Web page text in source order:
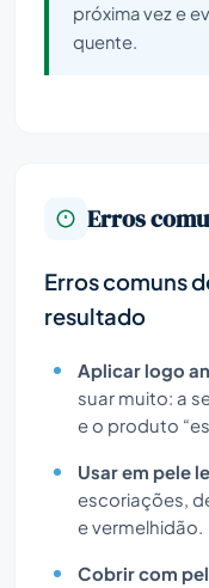
próxima vez e
quente.
Erros
Erros comuns
resultado
Aplicar logo
suar muito: a
e o produto
Usar em pele
escoriações,
e vermelhidão.
Cobrir com